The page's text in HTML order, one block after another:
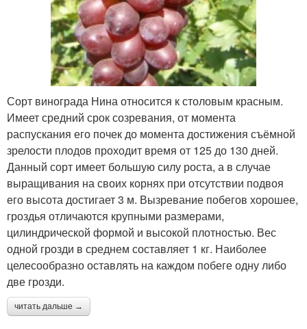
Сорт винограда Нина относится к столовым красным.
Имеет средний срок созревания, от момента
распускания его почек до момента достижения съёмной
зрелости плодов проходит время от 125 до 130 дней.
Данный сорт имеет большую силу роста, а в случае
выращивания на своих корнях при отсутствии подвоя
его высота достигает 3 м. Вызревание побегов хорошее,
гроздья отличаются крупными размерами,
цилиндрической формой и высокой плотностью. Вес
одной грозди в среднем составляет 1 кг. Наиболее
целесообразно оставлять на каждом побеге одну либо
две грозди.
читать дальше →